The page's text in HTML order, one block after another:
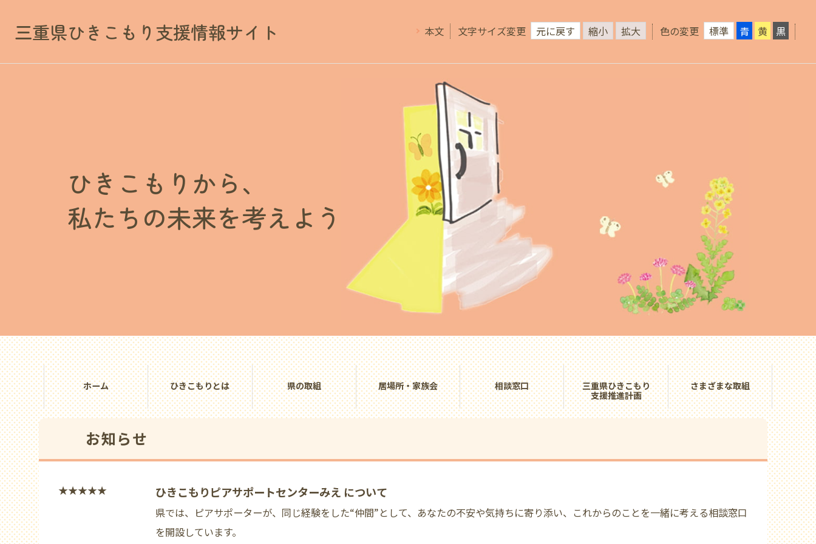
三重県ひきこもり支援情報サイト 本文 文字サイズ変更 元に戻す 縮小 拡大 色の変更 標準 青 黄 黒
ひきこもりから、
私たちの未来を考えよう
ホーム ひきこもりとは 県の取組 居場所・家族会 相談窓口
三重県ひきこもり
支援推進計画
さまざまな取組
お知らせ
★★★★★ ひきこもりピアサポートセンターみえ について
県では、ピアサポーターが、同じ経験をした“仲間”として、 あなたの不安や気持ちに寄り添い、これからのことを一緒に考える相談窓口
を開設しています。